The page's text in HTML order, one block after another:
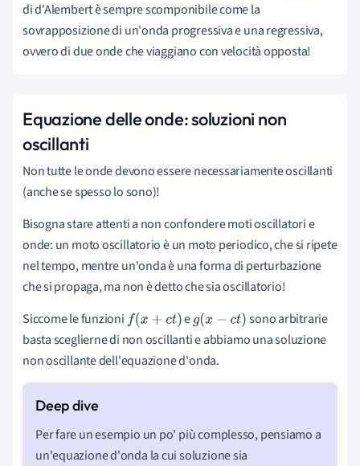
di d'Alembert è sempre scomponibile come la
sovrapposizione di un'onda progressiva e una regressiva,
ovvero di due onde che viaggiano con velocità opposta!
Equazione delle onde: soluzioni non
oscillanti
Non tutte le onde devono essere necessariamente oscillanti
(anche se spesso lo sono)!
Bisogna stare attenti a non confondere moti oscillatori e
onde: un moto oscillatorio è un moto periodico, che si ripete
nel tempo, mentre un'onda è una forma di perturbazione
che si propaga, ma non è detto che sia oscillatorio!
Siccome le funzioni f(x+c t) eg(x− ct)
sono arbitrarie
basta sceglierne di non oscillanti e abbiamo una soluzione
non oscillante dell'equazione d'onda.
Per fare un esempio un po' più complesso, pensiamo a
un'equazione d'onda la cui soluzione sia